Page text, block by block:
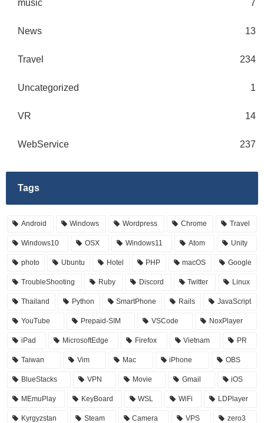
music 7
News 13
Travel 234
Uncategorized 1
VR 14
WebService 237
Tags
Android Windows Wordpress Chrome Travel
Windows10 OSX Windows11 Atom Unity
photo Ubuntu Hotel PHP macOS Google
TroubleShooting Ruby Discord Twitter Linux
Thailand Python SmartPhone Rails JavaScript
YouTube Prepaid-SIM VSCode NoxPlayer
iPad MicrosoftEdge Firefox Vietnam PR
Taiwan Vim Mac iPhone OBS
BlueStacks VPN Movie Gmail iOS
MEmuPlay KeyBoard WSL WiFi LDPlayer
Kyrgyzstan Steam Camera VPS zero3